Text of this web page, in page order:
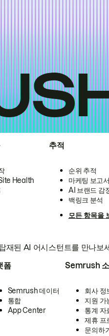
Health
추적
순위 추적
마케팅 보고
AI 브랜드 감
백링크 분석
모든 항목을
재된 AI 어시스턴트를 만나보
폼
Semrush 데이터
통합
App Center
Semrush
회사 정
지원 가
통계 자
제휴 프
문의하